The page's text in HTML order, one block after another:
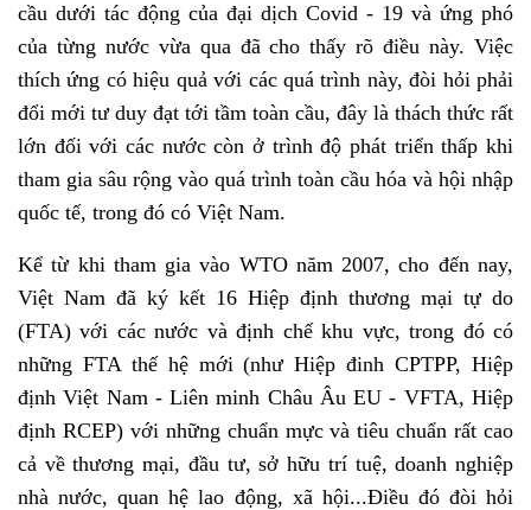
cầu dưới tác động của đại dịch Covid - 19 và ứng phó
của từng nước vừa qua đã cho thấy rõ điều này. Việc
thích ứng có hiệu quả với các quá trình này, đòi hỏi phải
đổi mới tư duy đạt tới tầm toàn cầu, đây là thách thức rất
lớn đối với các nước còn ở trình độ phát triển thấp khi
tham gia sâu rộng vào quá trình toàn cầu hóa và hội nhập
quốc tế, trong đó có Việt Nam.
Kể từ khi tham gia vào WTO năm 2007, cho đến nay,
Việt Nam đã ký kết 16 Hiệp định thương mại tự do
(FTA) với các nước và định chế khu vực, trong đó có
những FTA thế hệ mới (như Hiệp đinh CPTPP, Hiệp
định Việt Nam - Liên minh Châu Âu EU - VFTA, Hiệp
định RCEP) với những chuẩn mực và tiêu chuẩn rất cao
cả về thương mại, đầu tư, sở hữu trí tuệ, doanh nghiệp
nhà nước, quan hệ lao động, xã hội...Điều đó đòi hỏi